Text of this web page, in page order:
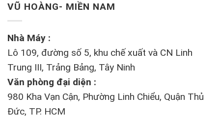
VŨ HOÀNG- MIỀN NAM
Nhà Máy :
Lô 109, đường số 5, khu chế xuất và CN Linh
Trung III, Trảng Bảng, Tây Ninh
Văn phòng đại diện :
980 Kha Vạn Cận, Phường Linh Chiểu, Quận Thủ
Đức, TP. HCM